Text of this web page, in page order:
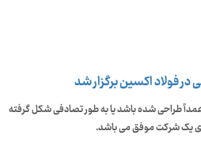
در فولاد اکسین برگزار شد
طراحی شده باشد یا به طور تصادفی شکل گرفته
یک شرکت موفق می باشد.